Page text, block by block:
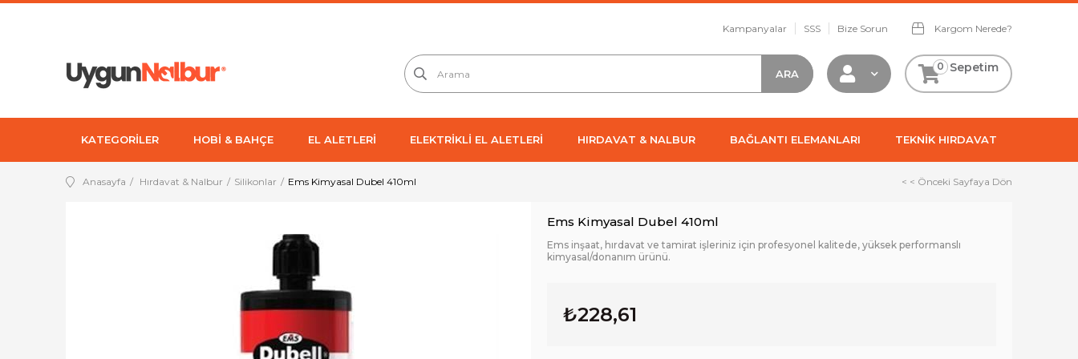
Kampanyalar SSS Bize Sorun Kargom Nerede?
Sepetim
0
KATEGORİLER HOBİ & BAHÇE EL ALETLERİ ELEKTRİKLİ EL ALETLERİ HIRDAVAT & NALBUR BAĞLANTI ELEMANLARI TEKNİK HIRDAVAT
Anasayfa Hırdavat & Nalbur Silikonlar Ems Kimyasal Dubel 410ml < < Önceki Sayfaya Dön
Ems Kimyasal Dubel 410ml
Ems inşaat, hırdavat ve tamirat işleriniz için profesyonel kalitede, yüksek performanslı
kimyasal/donanım ürünü.
₺228,61